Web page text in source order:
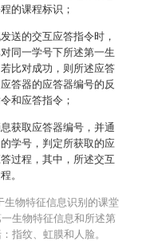
的课程标识；
送的交互应答指令时，
同一学号下所述第一生
比对成功，则所述应答
答器的应答器编号的反
和应答指令；
获取应答器编号，并通
学号，判定所获取的应
过程，其中，所述交互
。
生物特征信息识别的课堂
生物特征信息和所述第
指纹、虹膜和人脸。